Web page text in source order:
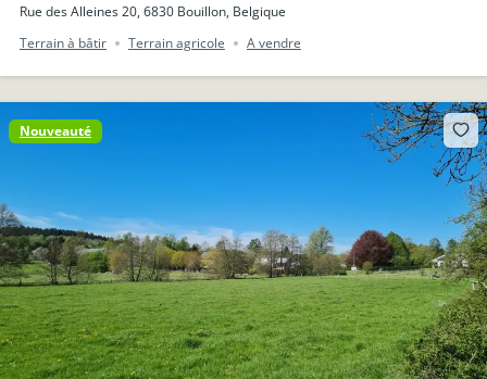
Rue des Alleines 20, 6830 Bouillon, Belgique
Terrain à bâtir
Terrain agricole A vendre
Nouveauté